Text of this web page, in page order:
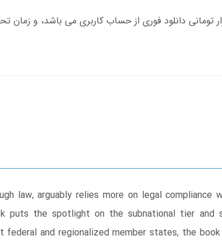
law, arguably relies more on legal
the spotlight on the subnational tier and
and regionalized member states, the